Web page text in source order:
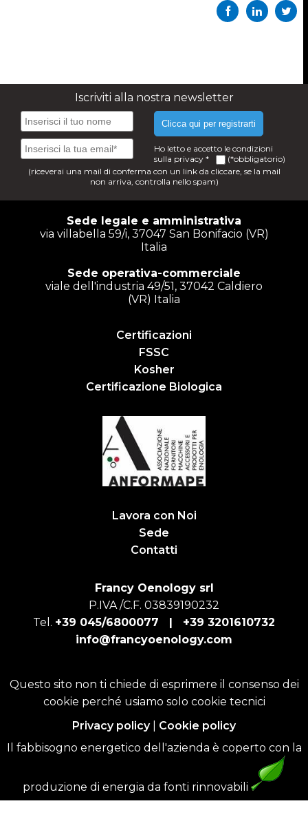
Iscriviti alla nostra newsletter
Clicca qui per registrarti
Ho letto e accetto le condizioni
sulla privacy *
(*obbligatorio)
(riceverai una mail di conferma con un link da cliccare, se la mail
non arriva, controlla nello spam)
Sede legale e amministrativa
via villabella 59/i, 37047 San Bonifacio (VR)
Italia
Sede operativa-commerciale
viale dell'industria 49/51, 37042 Caldiero
(VR) Italia
Certificazioni
FSSC
Kosher
Certificazione Biologica
Lavora con Noi
Sede
Contatti
Francy Oenology srl
P.IVA /C.F. 03839190232
Tel. +39 045/6800077 | +39 3201610732
info@francyoenology.com
Questo sito non ti chiede di esprimere il consenso dei
cookie perché usiamo solo cookie tecnici
Privacy policy| Cookie policy
Il fabbisogno energetico dell'azienda è coperto con la
produzione di energia da fonti rinnovabili